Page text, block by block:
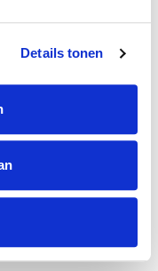
Details tonen